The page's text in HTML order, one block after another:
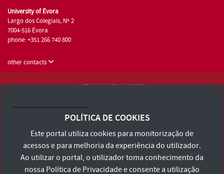
University of Évora
Largo dos Colegiais, Nº 2
7004-516 Évora
phone: +351 266 740 800
other contacts
Terms and Conditions and Privacy Policy
Accessibility Statement
POLÍTICA DE COOKIES
Este portal utiliza cookies para monitorização de
acessos e para melhoria da experiência do utilizador.
Ao utilizar o portal, o utilizador toma conhecimento da
nossa Política de Privacidadee consente a utilização